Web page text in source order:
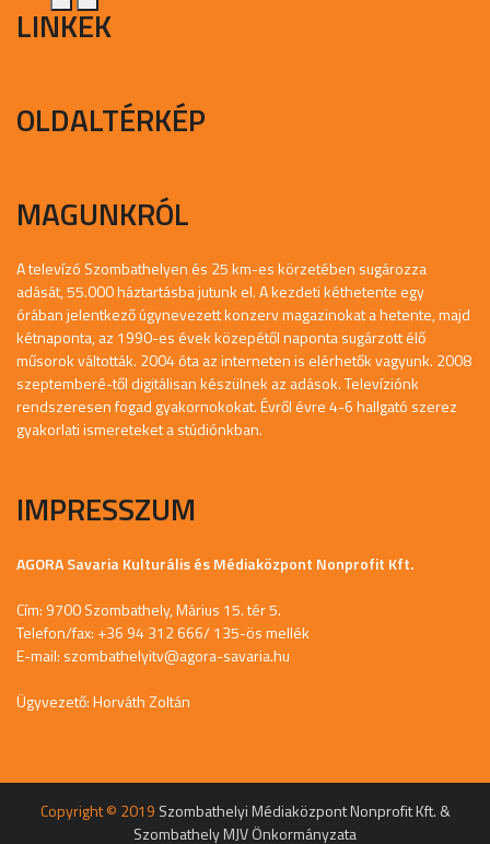
LINKEK
OLDALTÉRKÉP
MAGUNKRÓL
A televízó Szombathelyen és 25 km-es körzetében sugározza
adását, 55.000 háztartásba jutunk el. A kezdeti kéthetente egy
órában jelentkező úgynevezett konzerv magazinokat a hetente, majd
kétnaponta, az 1990-es évek közepétől naponta sugárzott élő
műsorok váltották. 2004 óta az interneten is elérhetők vagyunk. 2008
szeptemberé-től digitálisan készülnek az adások. Televíziónk
rendszeresen fogad gyakornokokat. Évről évre 4-6 hallgató szerez
gyakorlati ismereteket a stúdiónkban.
IMPRESSZUM
AGORA Savaria Kulturális és Médiaközpont Nonprofit Kft.
Cím: 9700 Szombathely, Márius 15. tér 5.
Telefon/fax: +36 94 312 666/ 135-ös mellék
E-mail: szombathelyitv@agora-savaria.hu
Ügyvezető: Horváth Zoltán
Copyright © 2019 Szombathelyi Médiaközpont Nonprofit Kft. &
Szombathely MJV Önkormányzata